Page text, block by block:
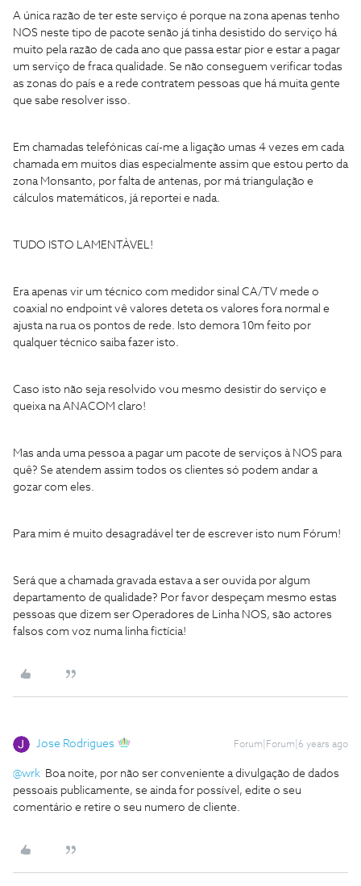
A única razão de ter este serviço é porque na zona apenas tenho
NOS neste tipo de pacote senão já tinha desistido do serviço há
muito pela razão de cada ano que passa estar pior e estar a pagar
um serviço de fraca qualidade. Se não conseguem verificar todas
as zonas do país e a rede contratem pessoas que há muita gente
que sabe resolver isso.
Em chamadas telefónicas caí-me a ligação umas 4 vezes em cada
chamada em muitos dias especialmente assim que estou perto da
zona Monsanto, por falta de antenas, por má triangulação e
cálculos matemáticos, já reportei e nada.
TUDO ISTO LAMENTÀVEL!
Era apenas vir um técnico com medidor sinal CA/TV mede o
coaxial no endpoint vê valores deteta os valores fora normal e
ajusta na rua os pontos de rede. Isto demora 10m feito por
qualquer técnico saiba fazer isto.
Caso isto não seja resolvido vou mesmo desistir do serviço e
queixa na ANACOM claro!
Mas anda uma pessoa a pagar um pacote de serviços à NOS para
quê? Se atendem assim todos os clientes só podem andar a
gozar com eles.
Para mim é muito desagradável ter de escrever isto num Fórum!
Será que a chamada gravada estava a ser ouvida por algum
departamento de qualidade? Por favor despeçam mesmo estas
pessoas que dizem ser Operadores de Linha NOS, são actores
falsos com voz numa linha fictícia!
Jose Rodrigues Forum|Forum|6 years ago
@wrk Boa noite, por não ser conveniente a divulgação de dados
pessoais publicamente, se ainda for possível, edite o seu
comentário e retire o seu numero de cliente.